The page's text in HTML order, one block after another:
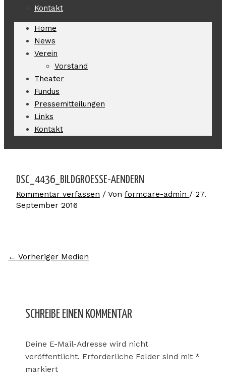
Kontakt
Home
News
Verein
Vorstand
Theater
Fundus
Pressemitteilungen
Links
Kontakt
DSC_4436_BILDGROESSE-AENDERN
Kommentar verfassen / Von formcare-admin / 27.
September 2016
← Vorheriger Medien
SCHREIBE EINEN KOMMENTAR
Deine E-Mail-Adresse wird nicht
veröffentlicht. Erforderliche Felder sind mit *
markiert